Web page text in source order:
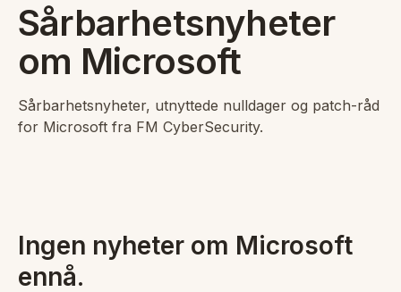
Sårbarhetsnyheter
om Microsoft
Sårbarhetsnyheter, utnyttede nulldager og patch-råd
for Microsoft fra FM CyberSecurity.
Ingen nyheter om Microsoft
ennå.